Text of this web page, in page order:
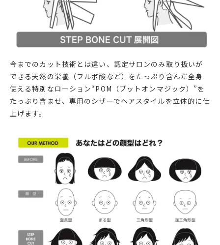
今までのカット技術とは違い、認定サロンのみ取り扱いが
できる天然の栄養（フルボ酸など）をたっぷり含んだ全身
使える特別なローション“POM（プットオンマジック）”を
たっぷり含ませ、専用のシザーでヘアスタイルを立体的に仕
上げます。